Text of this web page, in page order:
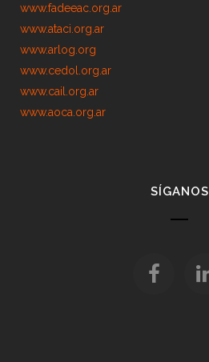
www.fadeeac.org.ar
www.ataci.org.ar
www.arlog.org
www.cedol.org.ar
www.cail.org.ar
www.aoca.org.ar
SÍGANOS